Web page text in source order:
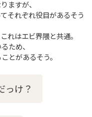
ますが、
それぞれ役目があるそう
れはエビ界隈と共通。
ため、
とがあるそう。
っけ？